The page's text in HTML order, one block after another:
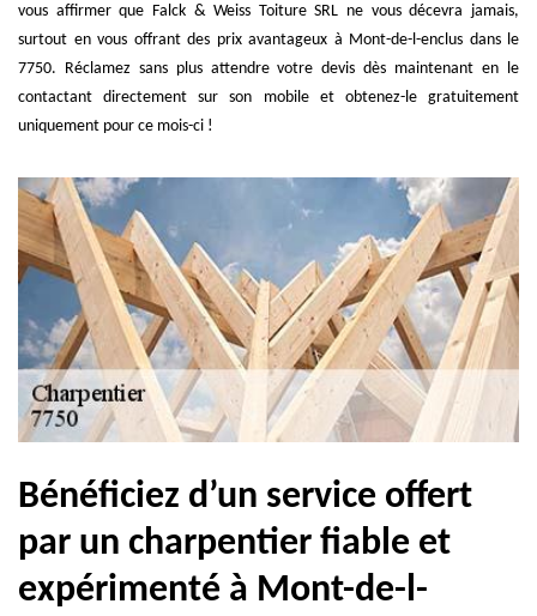
vous affirmer que Falck & Weiss Toiture SRL ne vous décevra jamais,
surtout en vous offrant des prix avantageux à Mont-de-l-enclus dans le
7750. Réclamez sans plus attendre votre devis dès maintenant en le
contactant directement sur son mobile et obtenez-le gratuitement
uniquement pour ce mois-ci !
Bénéficiez d’un service offert
par un charpentier fiable et
expérimenté à Mont-de-l-